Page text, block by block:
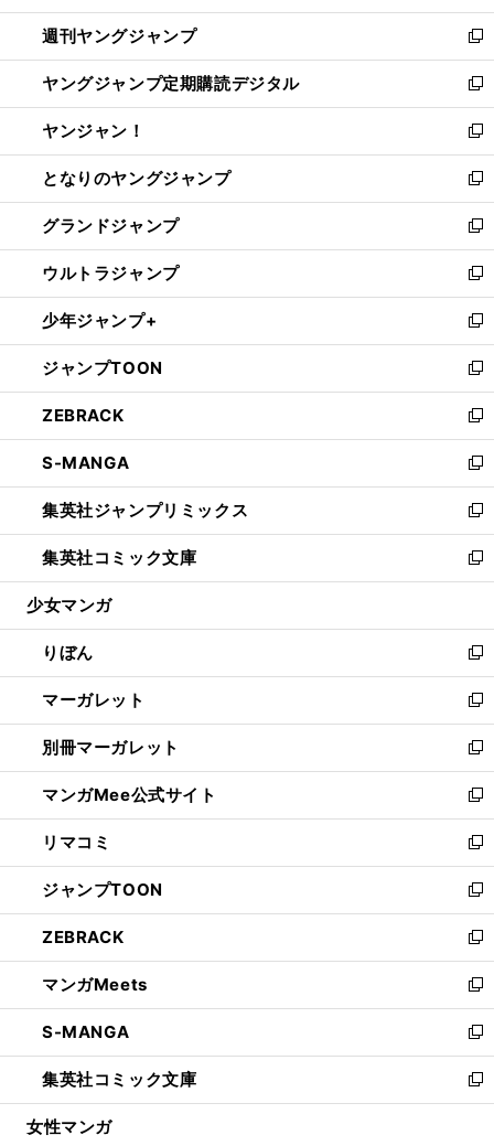
開
く
ウ
で
開
く
ン
ド
ウ
で
開
く
ウ
ィ
ン
ド
ウ
で
開
く
週刊ヤングジャンプ
新
し
い
ウ
ィ
ン
ド
ウ
で
開
く
ヤングジャンプ定期購読デジタル
新
し
い
ウ
ィ
ン
ド
ウ
で
開
く
ヤンジャン！
新
し
い
ウ
ィ
ン
ド
ウ
で
開
く
となりのヤングジャンプ
新
し
い
ウ
ィ
ン
ド
ウ
で
開
く
グランドジャンプ
新
し
い
ウ
ィ
ン
ド
ウ
で
開
く
ウルトラジャンプ
新
し
い
ウ
ィ
ン
ド
ウ
で
開
く
少年ジャンプ+
新
し
い
ウ
ィ
ン
ド
ウ
で
開
く
ジャンプTOON
新
し
い
ウ
ィ
ン
ド
ウ
で
開
ZEBRACK
新
し
い
ウ
ィ
ン
ド
ウ
開
く
S-MANGA
新
し
い
ウ
ィ
ン
ウ
で
開
く
集英社ジャンプリミックス
新
し
い
ウ
ン
ド
ウ
で
開
く
集英社コミック文庫
新
し
ウ
ィ
ン
ド
ウ
で
開
く
少女マンガ
りぼん
新
し
い
ウ
ィ
ン
ド
ウ
で
開
く
マーガレット
新
し
い
ウ
ィ
ン
ド
ウ
で
開
く
別冊マーガレット
新
し
い
ウ
ィ
ン
ド
ウ
で
開
く
マンガMee公式サイト
新
し
い
ウ
ィ
ン
ド
ウ
で
開
く
リマコミ
新
し
い
ウ
ィ
ン
ド
ウ
で
開
く
ジャンプTOON
新
し
い
ウ
ィ
ン
ド
ウ
で
開
ZEBRACK
新
し
い
ウ
ィ
ン
ド
ウ
マンガMeets
新
し
い
ウ
ィ
ン
S-MANGA
新
し
い
ウ
集英社コミック文庫
新
し
女性マンガ